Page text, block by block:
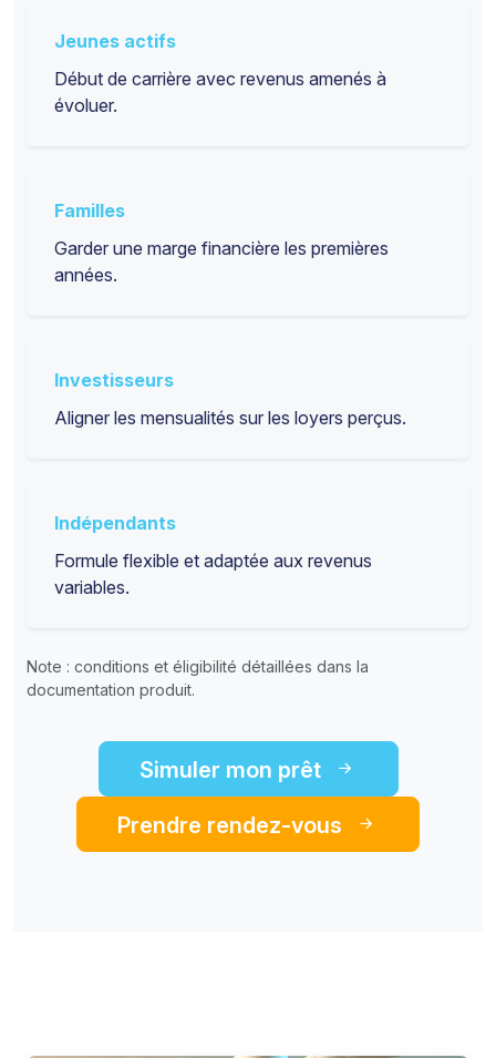
Jeunes actifs
Début de carrière avec revenus amenés à
évoluer.
Familles
Garder une marge financière les premières
années.
Investisseurs
Aligner les mensualités sur les loyers perçus.
Indépendants
Formule flexible et adaptée aux revenus
variables.
Note : conditions et éligibilité détaillées dans la
documentation produit.
Simuler mon prêt
Prendre rendez-vous